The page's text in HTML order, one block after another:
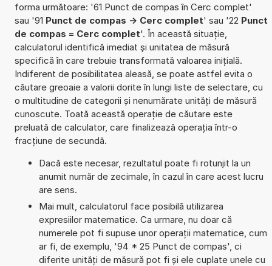
forma următoare: '61 Punct de compas în Cerc complet'
sau '91 Punct de compas -> Cerc complet' sau '22 Punct
de compas = Cerc complet'. În această situație,
calculatorul identifică imediat și unitatea de măsură
specifică în care trebuie transformată valoarea inițială.
Indiferent de posibilitatea aleasă, se poate astfel evita o
căutare greoaie a valorii dorite în lungi liste de selectare, cu
o multitudine de categorii și nenumărate unități de măsură
cunoscute. Toată această operație de căutare este
preluată de calculator, care finalizează operația într-o
fracțiune de secundă.
Dacă este necesar, rezultatul poate fi rotunjit la un
anumit număr de zecimale, în cazul în care acest lucru
are sens.
Mai mult, calculatorul face posibilă utilizarea
expresiilor matematice. Ca urmare, nu doar că
numerele pot fi supuse unor operații matematice, cum
ar fi, de exemplu, '94 * 25 Punct de compas', ci
diferite unități de măsură pot fi și ele cuplate unele cu